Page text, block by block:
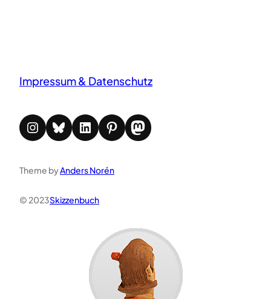
Impressum & Datenschutz
Instagram Bluesky LinkedIn Pinterest Mastodon
Theme byAnders Norén
© 2023Skizzenbuch